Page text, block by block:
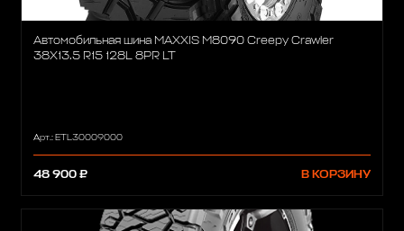
Автомобильная шина MAXXIS M8090 Creepy Crawler
38X13.5 R15 128L 8PR LT
Арт.: ETL30009000
48 900 ₽ В КОРЗИНУ